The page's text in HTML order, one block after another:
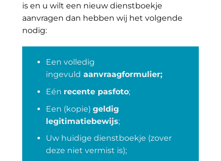
is en u wilt een nieuw dienstboekje
aanvragen dan hebben wij het volgende
nodig:
Een volledig
ingevuld aanvraagformulier;
Eén recente pasfoto;
Een (kopie) geldig
legitimatiebewijs;
Uw huidige dienstboekje (zover
deze niet vermist is);